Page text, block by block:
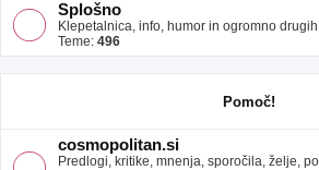
Splošno
Klepetalnica, info, humor in ogromno
Teme: 496
Pomoč!
cosmopolitan.si
Predlogi, kritike, mnenja, sporočila, želje,